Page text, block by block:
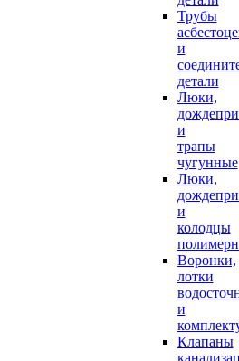
Трубы
и
детали
Люки,
и
трапы
чугунные
Люки,
и
колодцы
Воронки,
лотки
и
Клапаны